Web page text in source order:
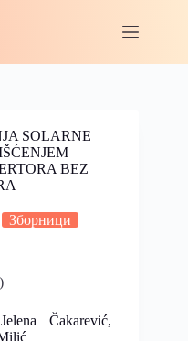
SOLARNE
BEZ
Зборници
Čakarević,